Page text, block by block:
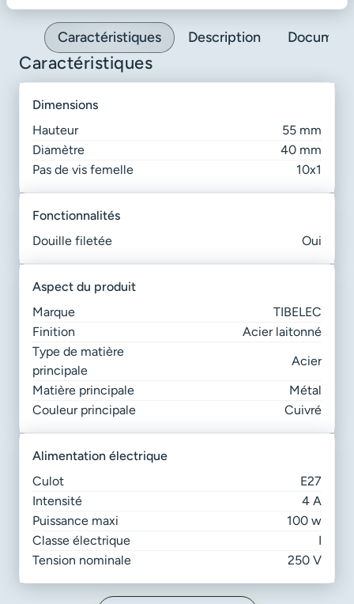
Caractéristiques Description
Caractéristiques
dimensions
Hauteur
55 mm
Diamètre
40 mm
Pas de vis femelle
10x1
fonctionnalités
Douille filetée
Oui
aspect du produit
Marque
TIBELEC
Finition
Acier laitonné
Type de matière
principale
Acier
Matière principale
Métal
Couleur principale
Cuivré
alimentation électrique
Culot
E27
Intensité
4 A
Puissance maxi
100 w
Classe électrique
I
Tension nominale
250 V